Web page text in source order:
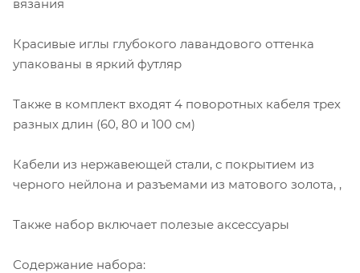
вязания
Красивые иглы глубокого лавандового оттенка
упакованы в яркий футляр
Также в комплект входят 4 поворотных кабеля трех
разных длин (60, 80 и 100 см)
Кабели из нержавеющей стали, с покрытием из
черного нейлона и разъемами из матового золота, ,
Также набор включает полезые аксессуары
Содержание набора: